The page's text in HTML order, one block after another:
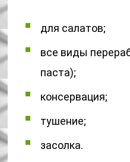
для салатов;
все виды
паста);
консервация;
тушение;
засолка.